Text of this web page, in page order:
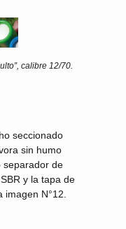
calibre 12/70.
seccionado
sin humo
separador de
y la tapa de
N°12.